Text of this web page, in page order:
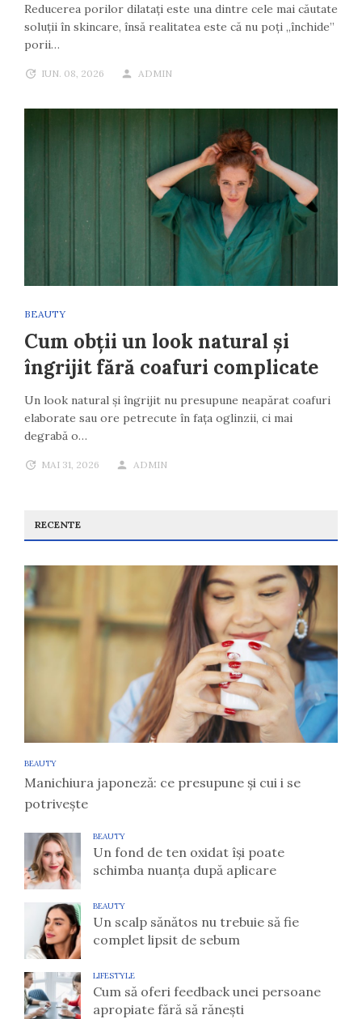
Reducerea porilor dilatați este una dintre cele mai căutate
soluții în skincare, însă realitatea este că nu poți „închide”
porii…
IUN. 08, 2026 ADMIN
BEAUTY
Cum obții un look natural și
îngrijit fără coafuri complicate
Un look natural și îngrijit nu presupune neapărat coafuri
elaborate sau ore petrecute în fața oglinzii, ci mai
degrabă o…
MAI 31, 2026 ADMIN
RECENTE
BEAUTY
Manichiura japoneză: ce presupune și cui i se
potrivește
BEAUTY
Un fond de ten oxidat își poate
schimba nuanța după aplicare
BEAUTY
Un scalp sănătos nu trebuie să fie
complet lipsit de sebum
LIFESTYLE
Cum să oferi feedback unei persoane
apropiate fără să rănești